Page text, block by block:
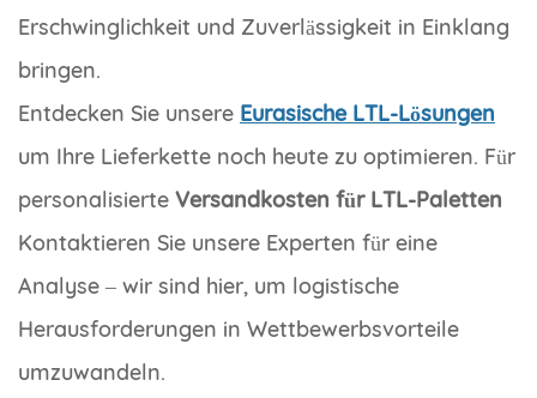
Erschwinglichkeit und Zuverlässigkeit in Einklang
bringen.
Entdecken Sie unsere Eurasische LTL-Lösungen
um Ihre Lieferkette noch heute zu optimieren. Für
personalisierte Versandkosten für LTL-Paletten
Kontaktieren Sie unsere Experten für eine
Analyse – wir sind hier, um logistische
Herausforderungen in Wettbewerbsvorteile
umzuwandeln.